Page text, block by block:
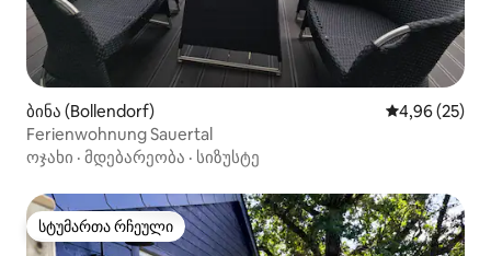
ბინა (Bollendorf) საშუალო
4,96 (25)
Ferienwohnung Sauertal
ოჯახი · მდებარეობა · სიზუსტე
სტუმართა რჩეული
სტუმართა რჩეული